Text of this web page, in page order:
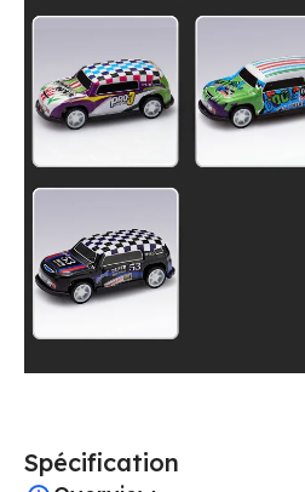
Spécification